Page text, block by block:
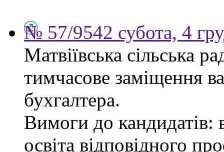
№ 57/9542 субота, 4
Матвіївська сільська
тимчасове заміщення
бухгалтера.
Вимоги до кандидатів:
освіта відповідного